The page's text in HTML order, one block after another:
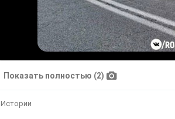
Показать полностью (2)
Истории